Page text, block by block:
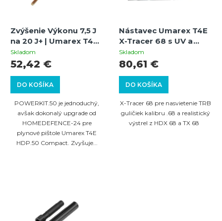
u
ko
d
Zvýšenie Výkonu 7,5 J
na 20 J+ | Umarex T4E
HDP.50 COMPACT |
POWERKIT.50
Skladom
DO KOŠÍKA
52,42 €
POWERKIT.50 je jednoduchý,
avšak dokonalý upgrade od
HOMEDEFENCE-24 pre
plynové pištole Umarex T4E
HDP.50 Compact. Zvyšuje...
Nástavec Umarex T4E
X-Tracer 68 s UV a
zábleskovými LED pre
HDX 68 a TX 68
Skladom
DO KOŠÍKA
80,61 €
X-Tracer 68 pre nasvietenie TRB
guličiek kalibru .68 a realistický
výstrel z HDX 68 a TX 68